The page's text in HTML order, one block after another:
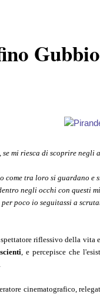
mi riesca di scoprire
come tra loro si guardano
negli occhi con questi
poco io seguitassi a
riflessivo della vita
, e percepisce che
cinematografico,